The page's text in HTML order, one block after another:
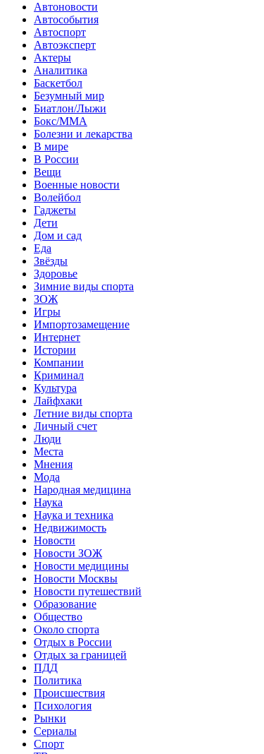
Автоновости
Автособытия
Автоспорт
Автоэксперт
Актеры
Аналитика
Баскетбол
Безумный мир
Биатлон/Лыжи
Бокс/MMA
Болезни и лекарства
В мире
В России
Вещи
Военные новости
Волейбол
Гаджеты
Дети
Дом и сад
Еда
Звёзды
Здоровье
Зимние виды спорта
ЗОЖ
Игры
Импортозамещение
Интернет
Истории
Компании
Криминал
Культура
Лайфхаки
Летние виды спорта
Личный счет
Люди
Места
Мнения
Мода
Народная медицина
Наука
Наука и техника
Недвижимость
Новости
Новости ЗОЖ
Новости медицины
Новости Москвы
Новости путешествий
Образование
Общество
Около спорта
Отдых в России
Отдых за границей
ПДД
Политика
Происшествия
Психология
Рынки
Сериалы
Спорт